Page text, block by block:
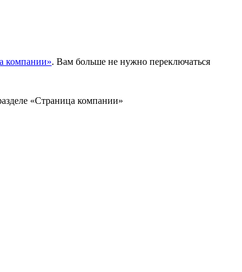
компании». Вам больше не нужно переключаться